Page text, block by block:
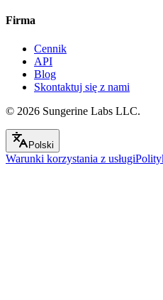
Firma
Cennik
API
Blog
Skontaktuj się z nami
© 2026 Sungerine Labs LLC.
Polski
Warunki korzystania z usługi